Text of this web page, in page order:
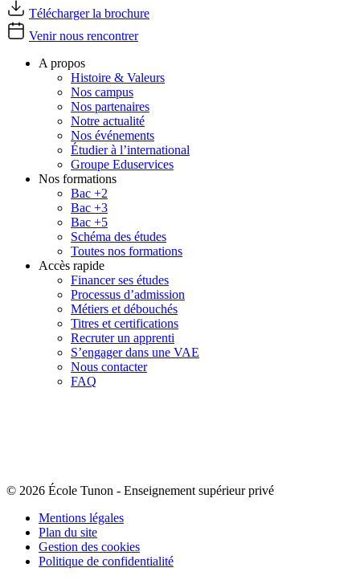
Télécharger la brochure
Venir nous rencontrer
A propos
Histoire & Valeurs
Nos campus
Nos partenaires
Notre actualité
Nos événements
Étudier à l’international
Groupe Eduservices
Nos formations
Bac +2
Bac +3
Bac +5
Schéma des études
Toutes nos formations
Accès rapide
Financer ses études
Processus d’admission
Métiers et débouchés
Titres et certifications
Recruter un apprenti
S’engager dans une VAE
Nous contacter
FAQ
© 2026 École Tunon - Enseignement supérieur privé
Mentions légales
Plan du site
Gestion des cookies
Politique de confidentialité